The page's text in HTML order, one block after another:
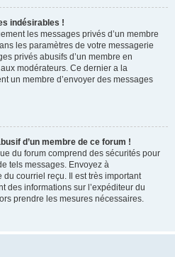
indésirables !
les messages privés d’un membre
les paramètres de votre messagerie
privés abusifs d’un membre en
modérateurs. Ce dernier a la
un membre d’envoyer des messages
d’un membre de ce forum !
du forum comprend des sécurités pour
tels messages. Envoyez à
du courriel reçu. Il est très important
des informations sur l’expéditeur du
prendre les mesures nécessaires.